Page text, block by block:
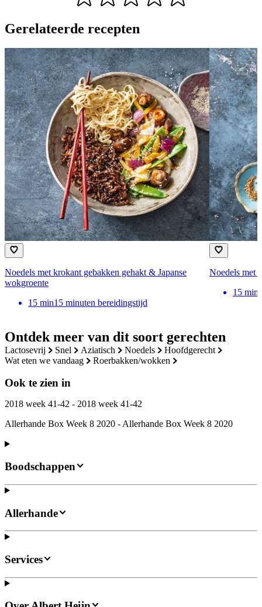
Ontdek meer van dit soort gerechten
lactosevrij snel aziatisch noedels
hoofdgerecht
wat eten we vandaag
roerbakken/wokken
Ook te zien in
2018 week 41-42 - 2018 week 41-42
Allerhande Box Week 8 2020 - Allerhande Box Week 8 2020
Gerelateerde recepten
Noedels met krokant gebakken gehakt & Japanse
wokgroente
15 min15 minuten bereidingstijd
Noedels met
15 min
Boodschappen
Allerhande
Services